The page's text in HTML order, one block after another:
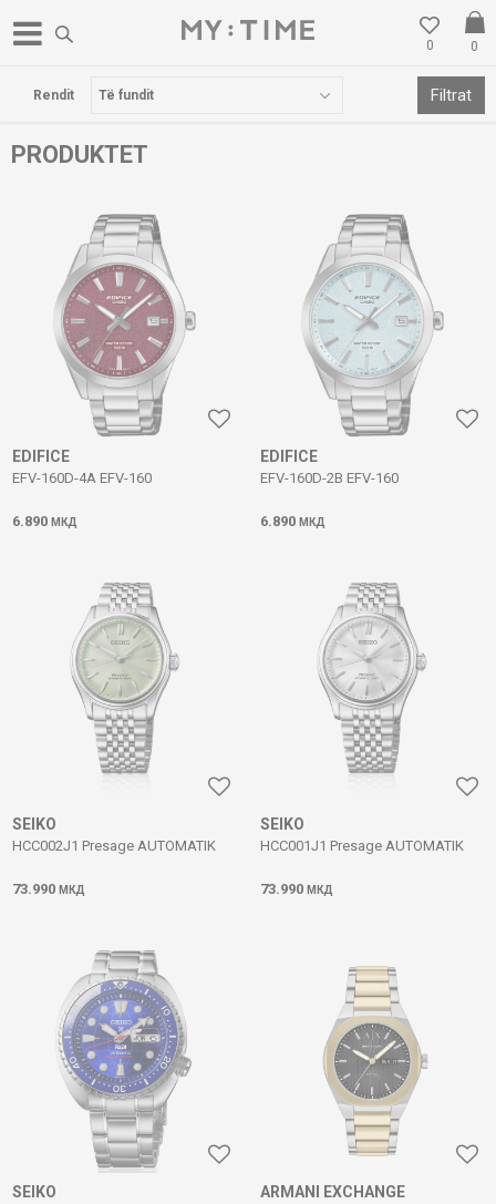
0
0
LOKACIONI I RI NË GOSTIVAR
PRODUKTET
Rendit Filtrat
EDIFICE
EFV-160D-4A EFV-160
6.890 МКД
EDIFICE
EFV-160D-2B EFV-160
6.890 МКД
SEIKO
HCC002J1 Presage AUTOMATIK
73.990 МКД
SEIKO
HCC001J1 Presage AUTOMATIK
73.990 МКД
SEIKO ARMANI EXCHANGE